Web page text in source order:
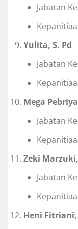
Jabatan
Yulita, S. Pd
Jabatan
Mega
Jabatan
Zeki Marzuki,
Jabatan
Heni Fitriani,